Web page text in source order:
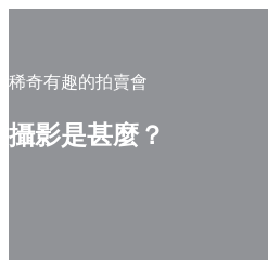
稀奇有趣的拍賣會
攝影是甚麼？